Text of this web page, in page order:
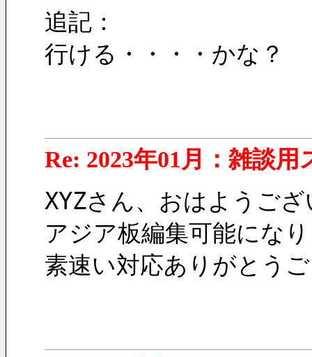
追記：
行ける・・・・かな？
Re: 2023年01月：雑談用
XYZさん、おはようご
アジア板編集可能にな
素速い対応ありがとう